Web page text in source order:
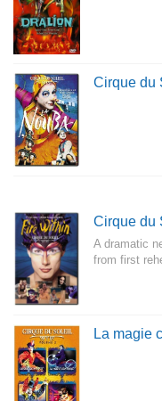
Cirque du
Cirque du
A dramatic
from first
La magie